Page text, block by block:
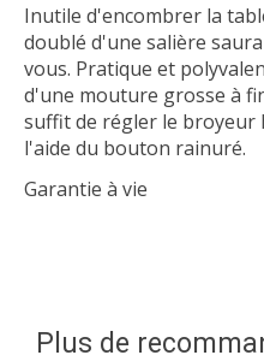
Inutile d'encombrer la
doublé d'une salière
vous. Pratique et
d'une mouture grosse à
suffit de régler le broyeur
l'aide du bouton rainuré.
Garantie à vie
Plus de